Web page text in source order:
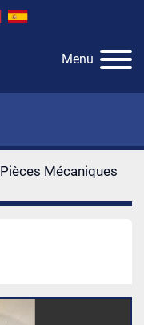
Menu
Pièces Mécaniques